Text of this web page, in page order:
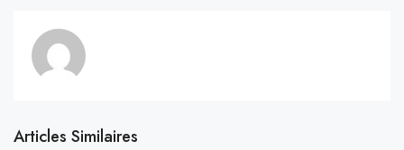
Articles Similaires